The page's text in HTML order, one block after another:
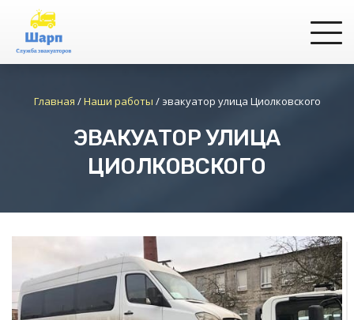
Главная /Наши работы / эвакуатор улица Циолковского
ЭВАКУАТОР УЛИЦА
ЦИОЛКОВСКОГО